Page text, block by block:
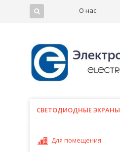
О нас
СВЕТОДИОДНЫЕ ЭКРАНЫ
СВЕТОДИОДНЫЕ ЭКРАНЫ
Для помещения